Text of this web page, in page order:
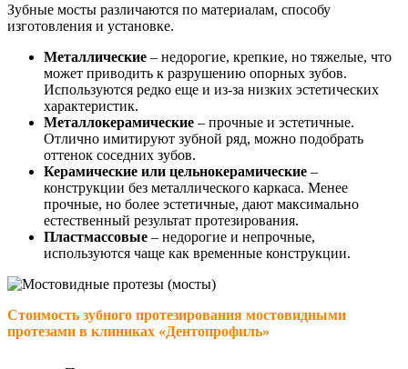
Зубные мосты различаются по материалам, способу
изготовления и установке.
Металлические – недорогие, крепкие, но тяжелые, что
может приводить к разрушению опорных зубов.
Используются редко еще и из-за низких эстетических
характеристик.
Металлокерамические – прочные и эстетичные.
Отлично имитируют зубной ряд, можно подобрать
оттенок соседних зубов.
Керамические или цельнокерамические –
конструкции без металлического каркаса. Менее
прочные, но более эстетичные, дают максимально
естественный результат протезирования.
Пластмассовые – недорогие и непрочные,
используются чаще как временные конструкции.
Стоимость зубного протезирования мостовидными
протезами в клиниках «Дентопрофиль»